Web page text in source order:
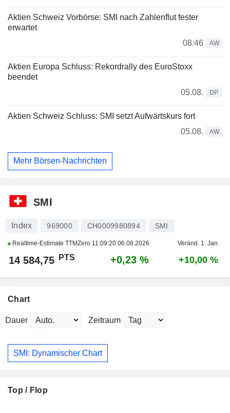
Aktien Schweiz Vorbörse: SMI nach Zahlenflut fester
erwartet
08:46
AW
Aktien Europa Schluss: Rekordrally des EuroStoxx
beendet
05.08.
DP
Aktien Schweiz Schluss: SMI setzt Aufwärtskurs fort
05.08.
AW
Mehr Börsen-Nachrichten
SMI
Index 969000 CH0009980894 SMI
Realtime-Estimate TTMZero 11:09:20 06.08.2026 Veränd. 1. Jan.
14 584,75 PTS +0,23 % +10,00 %
Chart
Dauer Zeitraum
SMI: Dynamischer Chart
Top / Flop